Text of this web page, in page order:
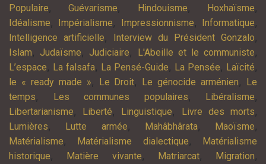
Populaire,Guévarisme, Hindouisme, Hoxhaïsme,
Idéalisme, Impérialisme, Impressionnisme, Informatique,
Intelligence artificielle, Interview du Président Gonzalo,
Islam, Judaïsme, Judiciaire, L'Abeille et le communiste,
L’espace, La falsafa, La Pensé-Guide, La Pensée, Laïcité,
le « ready made », Le Droit, Le génocide arménien, Le
temps, Les communes populaires, Libéralisme,
Libertarianisme, Liberté, Linguistique, Livre des morts,
Lumières, Lutte armée, Mahâbhârata, Maoïsme,
Matérialisme, Matérialisme dialectique, Matérialisme
historique, Matière vivante, Matriarcat, Migration,